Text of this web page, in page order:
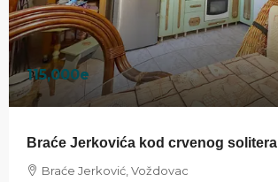
115,000e
Braće Jerkovića kod crvenog solitera
Braće Jerković, Voždovac